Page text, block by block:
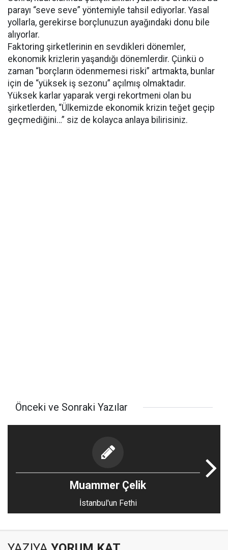
parayı “seve seve” yöntemiyle tahsil ediyorlar. Yasal
yollarla, gerekirse borçlunuzun ayağındaki donu bile
alıyorlar.
Faktoring şirketlerinin en sevdikleri dönemler,
ekonomik krizlerin yaşandığı dönemlerdir. Çünkü o
zaman “borçların ödenmemesi riski” artmakta, bunlar
için de “yüksek iş sezonu” açılmış olmaktadır.
Yüksek karlar yaparak vergi rekortmeni olan bu
şirketlerden, “Ülkemizde ekonomik krizin teğet geçip
geçmediğini…” siz de kolayca anlaya bilirisiniz.
Önceki ve Sonraki Yazılar
Muammer Çelik
İstanbul'un Fethi